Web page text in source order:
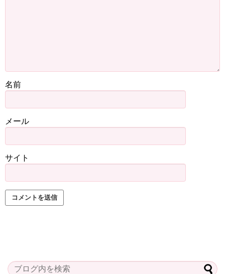
名前
メール
サイト